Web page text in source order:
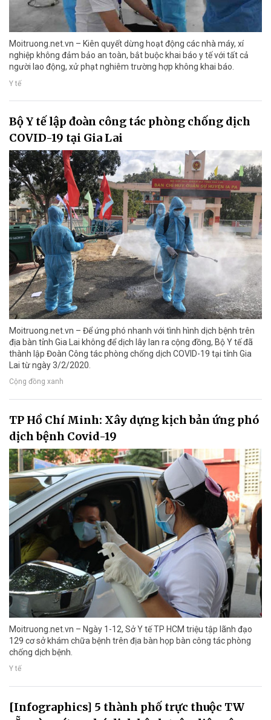
Moitruong.net.vn – Kiên quyết dừng hoạt động các nhà máy, xí
nghiệp không đảm bảo an toàn, bắt buộc khai báo y tế với tất cả
người lao động, xử phạt nghiêm trường hợp không khai báo.
Y tế
Bộ Y tế lập đoàn công tác phòng chống dịch
COVID-19 tại Gia Lai
Moitruong.net.vn – Để ứng phó nhanh với tình hình dịch bệnh trên
địa bàn tỉnh Gia Lai không để dịch lây lan ra cộng đồng, Bộ Y tế đã
thành lập Đoàn Công tác phòng chống dịch COVID-19 tại tỉnh Gia
Lai từ ngày 3/2/2020.
Cộng đồng xanh
TP Hồ Chí Minh: Xây dựng kịch bản ứng phó
dịch bệnh Covid-19
Moitruong.net.vn – Ngày 1-12, Sở Y tế TP HCM triệu tập lãnh đạo
129 cơ sở khám chữa bệnh trên địa bàn họp bàn công tác phòng
chống dịch bệnh.
Y tế
[Infographics] 5 thành phố trực thuộc TW